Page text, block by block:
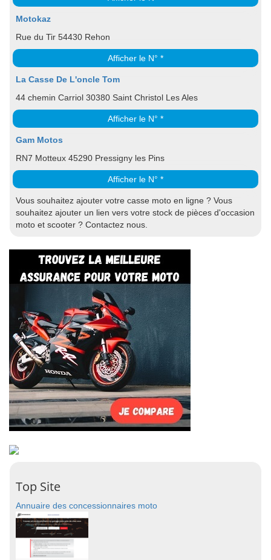
Motokaz
Rue du Tir 54430 Rehon
Afficher le N° *
La Casse De L'oncle Tom
44 chemin Carriol 30380 Saint Christol Les Ales
Afficher le N° *
Gam Motos
RN7 Motteux 45290 Pressigny les Pins
Afficher le N° *
Vous souhaitez ajouter votre casse moto en ligne ? Vous
souhaitez ajouter un lien vers votre stock de pièces d'occasion
moto et scooter ? Contactez nous.
Top Site
Annuaire des concessionnaires moto